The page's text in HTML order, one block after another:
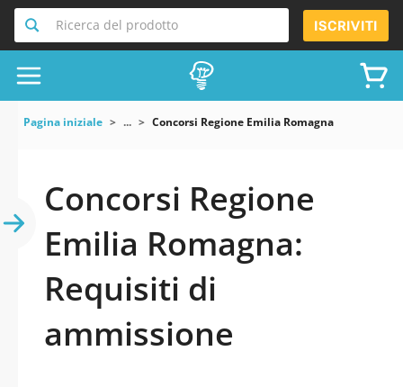
Ricerca del prodotto ISCRIVITI
Pagina iniziale ... Concorsi Regione Emilia Romagna
Concorsi Regione
Emilia Romagna:
Requisiti di
ammissione